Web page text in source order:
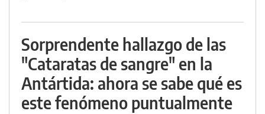
Sorprendente hallazgo de las
"Cataratas de sangre" en la
Antártida: ahora se sabe qué es
este fenómeno puntualmente